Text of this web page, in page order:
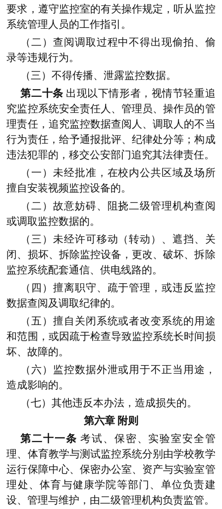
要求，遵守监控室的有关操作规定，听从监控
系统管理人员的工作指引。
（二）查阅调取过程中不得出现偷拍、偷
录等违规行为。
（三）不得传播、泄露监控数据。
第二十条 出现以下情形者，视情节轻重追
究监控系统安全责任人、管理员、操作员的管
理责任，追究监控数据查阅人、调取人的不当
行为责任，给予通报批评、纪律处分等；构成
违法犯罪的，移交公安部门追究其法律责任。
（一）未经批准，在校内公共区域及场所
擅自安装视频监控设备的。
（二）故意妨碍、阻挠二级管理机构查阅
或调取监控数据的。
（三）未经许可移动（转动）、遮挡、关
闭、损坏、拆除监控设备，更改、破坏、拆除
监控系统配套通信、供电线路的。
（四）擅离职守、疏于管理，或违反监控
数据查阅及调取纪律的。
（五）擅自关闭系统或者改变系统的用途
和范围，或因疏于检查导致监控系统长时间损
坏、故障的。
（六）监控数据外泄或用于不正当用途，
造成影响的。
（七）其他违反本办法，造成损失的。
第六章 附则
第二十一条 考试、保密、实验室安全管
理、体育教学与测试监控系统分别由学校教学
运行保障中心、保密办公室、资产与实验室管
理处、体育与健康学院等部门、单位负责建
设、管理与维护，由二级管理机构负责监管。